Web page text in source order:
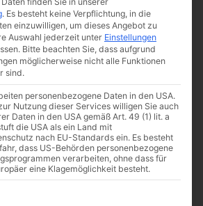
Eichenbalken
unter 13cm ⌀ bis
2,5m Länge
Artikelnummer: EB13250
€2.200,00 (inkl.
MwSt.)
. Es besteht keine Verpflichtung, in die
einzuwilligen, um dieses Angebot zu
Auswahl jederzeit unter Einstellungen
Bitte beachten Sie, dass aufgrund
möglicherweise nicht alle Funktionen
sind.
personenbezogene Daten in den USA.
Nutzung dieser Services willigen Sie auch
Daten in den USA gemäß Art. 49 (1) lit. a
die USA als ein Land mit
nach EU-Standards ein. Es besteht
dass US-Behörden personenbezogene
verarbeiten, ohne dass für
eine Klagemöglichkeit besteht.
der Service-Gruppen, für die eine